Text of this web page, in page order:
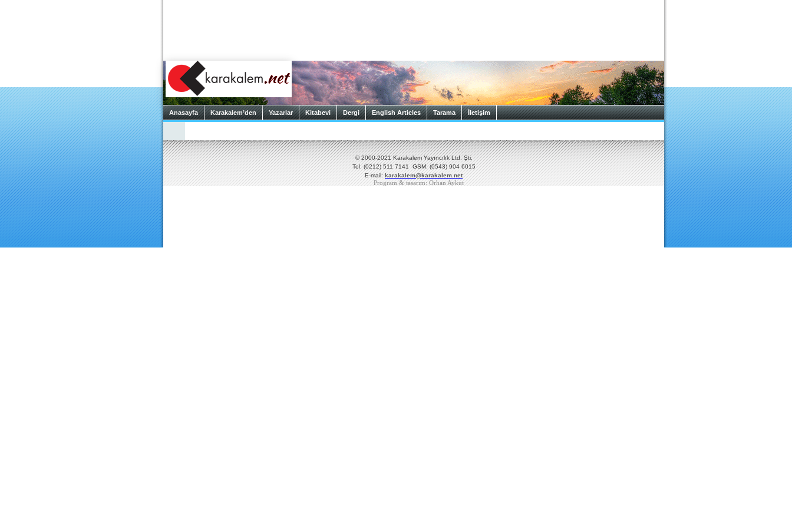
Anasayfa Karakalem’den Yazarlar Kitabevi Dergi English Articles Tarama İletişim
© 2000-2021 Karakalem Yayıncılık Ltd. Şti.
Tel: (0212) 511 7141 GSM: (0543) 904 6015
E-mail:karakalem@karakalem.net
Program & tasarım: Orhan Aykut